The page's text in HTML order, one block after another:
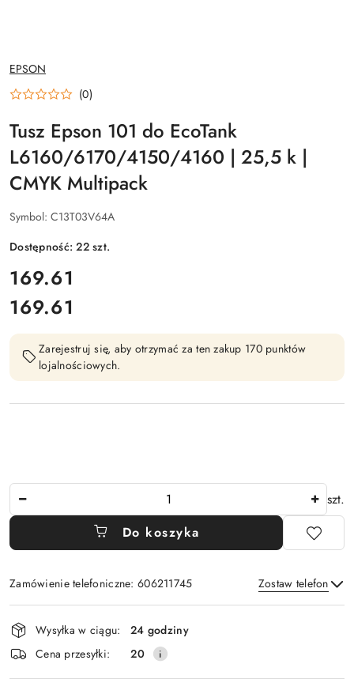
NAZWA
PRODUCENTA:
EPSON
(0)
Tusz Epson 101 do EcoTank
L6160/6170/4150/4160 | 25,5 k |
CMYK Multipack
Symbol: C13T03V64A
Dostępność:22szt.
cena:
169.61
Cena:
169.61
Zarejestruj się, aby otrzymać za ten zakup 170 punktów
lojalnościowych.
szt.
Do koszyka
Zamówienie telefoniczne: 606211745 Zostaw telefon
Wyślij
Dostępność
i
dostawa
Wysyłka w ciągu:
24 godziny
Cena przesyłki:
20